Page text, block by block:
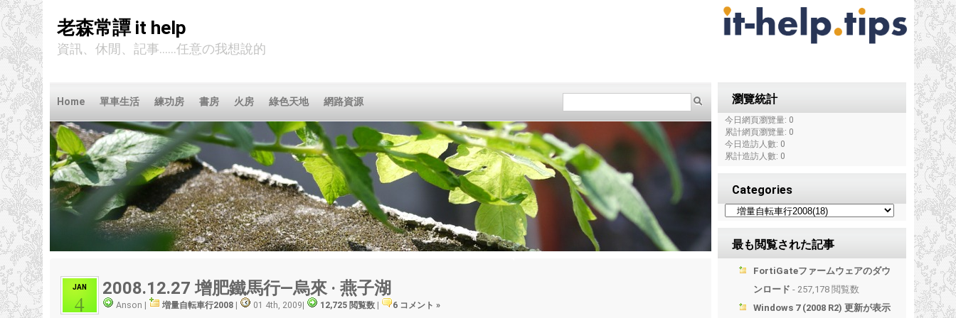
老森常譚 it help
資訊、休閒、記事......任意の我想說的
Home 單車生活 練功房 書房 火房 綠色天地 網路資源
JAN
4
2008.12.27 增肥鐵馬行—烏來 ‧ 燕子湖
Anson | 増量自転車行2008| 01 4th, 2009 12,725 閲覧数 6 コメント »
瀏覽統計
今日網頁瀏覽量: 0
累計網頁瀏覽量: 0
今日造訪人數: 0
累計造訪人數: 0
Categories
最も閲覧された記事
FortiGateファームウェアのダウ
ンロード - 257,178 閲覧数
Windows 7 (2008 R2) 更新が表示